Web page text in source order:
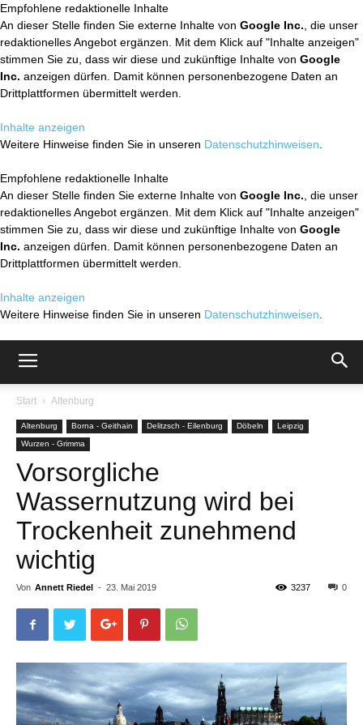
Empfohlene redaktionelle Inhalte
An dieser Stelle finden Sie externe Inhalte von Google Inc. , die unser
redaktionelles Angebot ergänzen. Mit dem Klick auf "Inhalte anzeigen"
stimmen Sie zu, dass wir diese und zukünftige Inhalte von Google
Inc. anzeigen dürfen. Damit können personenbezogene Daten an
Drittplattformen übermittelt werden.
Inhalte anzeigen
Weitere Hinweise finden Sie in unseren Datenschutzhinweisen
Empfohlene redaktionelle Inhalte
An dieser Stelle finden Sie externe Inhalte von Google Inc. , die unser
redaktionelles Angebot ergänzen. Mit dem Klick auf "Inhalte anzeigen"
stimmen Sie zu, dass wir diese und zukünftige Inhalte von Google
Inc. anzeigen dürfen. Damit können personenbezogene Daten an
Drittplattformen übermittelt werden.
Inhalte anzeigen
Weitere Hinweise finden Sie in unseren Datenschutzhinweisen
Start Altenburg
Altenburg Borna - Geithain Delitzsch - Eilenburg Döbeln
Leipzig
Wurzen - Grimma
Vorsorgliche
Wassernutzung wird bei
Trockenheit zunehmend
wichtig
Von Annett Riedel - 23. Mai 2019 0
3237